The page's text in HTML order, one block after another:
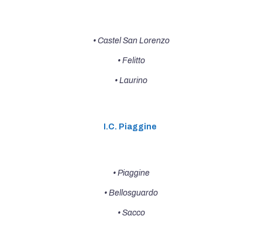
• Castel San Lorenzo
• Felitto
• Laurino
I.C. Piaggine
• Piaggine
• Bellosguardo
• Sacco